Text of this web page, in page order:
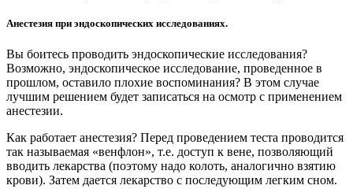
Анестезия при эндоскопических исследованиях.
Вы боитесь проводить эндоскопические исследования?
Возможно, эндоскопическое исследование, проведенное в
прошлом, оставило плохие воспоминания? В этом случае
лучшим решением будет записаться на осмотр с применением
анестезии.
Как работает анестезия? Перед проведением теста проводится
так называемая «венфлон», т.е. доступ к вене, позволяющий
вводить лекарства (поэтому надо колоть, аналогично взятию
крови). Затем дается лекарство с последующим легким сном.